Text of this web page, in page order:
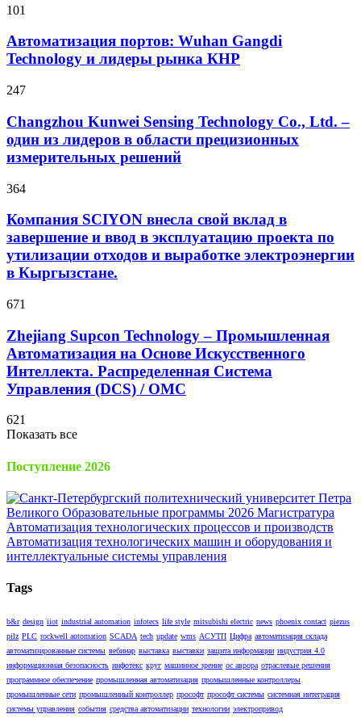
101
Автоматизация портов: Wuhan Gangdi
Technology и лидеры рынка КНР
247
Changzhou Kunwei Sensing Technology Co., Ltd. –
один из лидеров в области прецизионных
измерительных решений
364
Компания SCIYON внесла свой вклад в
завершение и ввод в эксплуатацию проекта по
утилизации отходов и выработке электроэнергии
в Кыргызстане.
671
Zhejiang Supcon Technology – Промышленная
Автоматизация на Основе Искусственного
Интеллекта. Распределенная Cистема
Управления (DCS) / OMC
621
Показать все
Поступление 2026
Tags
b&r design iiot industrial automation infotecs life style mitsubishi electric news phoenix contact piezus
pilz PLC rockwell automation SCADA tech update wms АСУТП Цифра автоматизация склада
автоматизированные системы вебинар выставка выставки защита информации индустрия 4.0
информационная безопасность инфотекс круг машинное зрение ос аврора отраслевые решения
программное обеспечение промышленная автоматизация промышленные контроллеры
промышленные сети промышленный контроллер прософт прософт системы системная интеграция
системы управления события средства автоматизации технологии электропривод